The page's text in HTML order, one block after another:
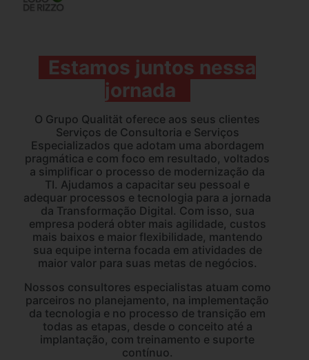
Estamos juntos nessa
jornada
O Grupo Qualität oferece aos seus clientes
Serviços de Consultoria e Serviços
Especializados que adotam uma abordagem
pragmática e com foco em resultado, voltados
a simplificar o processo de modernização da
TI. Ajudamos a capacitar seu pessoal e
adequar processos e tecnologia para a jornada
da Transformação Digital. Com isso, sua
empresa poderá obter mais agilidade, custos
mais baixos e maior flexibilidade, mantendo
sua equipe interna focada em atividades de
maior valor para suas metas de negócios.
Nossos consultores especialistas atuam como
parceiros no planejamento, na implementação
da tecnologia e no processo de transição em
todas as etapas, desde o conceito até a
implantação, com treinamento e suporte
contínuo.